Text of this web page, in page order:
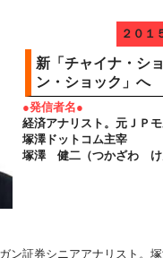
２０１
新「チャイナ・シ
ン・ショック」へ
●発信者名●
経済アナリスト。元ＪＰ
塚澤ドットコム主宰
塚澤 健二（つかざわ け
ン証券シニアアナリスト。